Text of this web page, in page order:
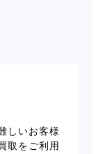
しいお客様
取をご利用